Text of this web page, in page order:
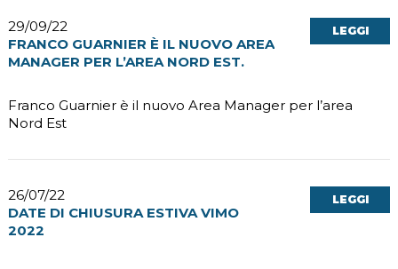
29/09/22
FRANCO GUARNIER È IL NUOVO AREA
MANAGER PER L’AREA NORD EST.
Franco Guarnier è il nuovo Area Manager per l’area
Nord Est
LEGGI
26/07/22
DATE DI CHIUSURA ESTIVA VIMO
2022
LEGGI